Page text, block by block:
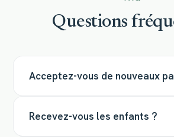
Questions
Acceptez-vous de nouveaux
Recevez-vous les enfants ?